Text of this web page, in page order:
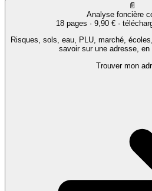
📄
Analyse foncière
18 pages · 9,90 €·
Risques, sols, eau, PLU, marché,
savoir sur une adresse, en
Trouver mon